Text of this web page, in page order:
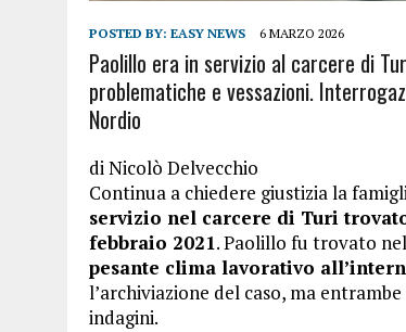
POSTED BY: EASY NEWS 6 MARZO 2026
Paolillo era in servizio al carcere di
problematiche e vessazioni.
Nordio
diNicolò Delvecchio
Continua a chiedere giustizia la
servizio nel carcere di Turi
febbraio 2021. Paolillo fu trovato
pesante clima lavorativo
l’archiviazione del caso, ma
indagini.